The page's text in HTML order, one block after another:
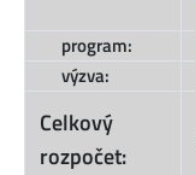
program:
výzva:
Celkový
rozpočet: